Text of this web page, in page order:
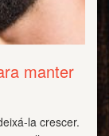
manter
la crescer.